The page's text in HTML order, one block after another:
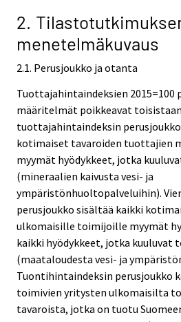
2.
menetelmäkuvaus
2.1. Perusjoukko ja otanta
Tuottajahintaindeksien 2015=100
määritelmät poikkeavat
tuottajahintaindeksin
kotimaiset tavaroiden tuottajien
myymät hyödykkeet, jotka
(mineraalien kaivusta vesi- ja
ympäristönhuoltopalveluihin).
perusjoukko sisältää kaikki
ulkomaisille toimijoille myymät
kaikki hyödykkeet, jotka kuuluvat
(maataloudesta vesi- ja
Tuontihintaindeksin perusjoukko
toimivien yritysten ulkomaisilta
tavaroista, jotka on tuotu